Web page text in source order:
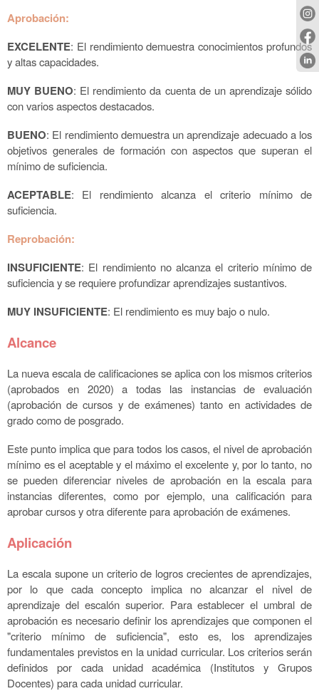
Aprobación:
EXCELENTE: El rendimiento demuestra conocimientos profundos
y altas capacidades.
MUY BUENO: El rendimiento da cuenta de un aprendizaje sólido
con varios aspectos destacados.
BUENO: El rendimiento demuestra un aprendizaje adecuado a los
objetivos generales de formación con aspectos que superan el
mínimo de suficiencia.
ACEPTABLE: El rendimiento alcanza el criterio mínimo de
suficiencia.
Reprobación:
INSUFICIENTE: El rendimiento no alcanza el criterio mínimo de
suficiencia y se requiere profundizar aprendizajes sustantivos.
MUY INSUFICIENTE: El rendimiento es muy bajo o nulo.
Alcance
La nueva escala de calificaciones se aplica con los mismos criterios
(aprobados en 2020) a todas las instancias de evaluación
(aprobación de cursos y de exámenes) tanto en actividades de
grado como de posgrado.
Este punto implica que para todos los casos, el nivel de aprobación
mínimo es el aceptable y el máximo el excelente y, por lo tanto, no
se pueden diferenciar niveles de aprobación en la escala para
instancias diferentes, como por ejemplo, una calificación para
aprobar cursos y otra diferente para aprobación de exámenes.
Aplicación
La escala supone un criterio de logros crecientes de aprendizajes,
por lo que cada concepto implica no alcanzar el nivel de
aprendizaje del escalón superior. Para establecer el umbral de
aprobación es necesario definir los aprendizajes que componen el
"criterio mínimo de suficiencia", esto es, los aprendizajes
fundamentales previstos en la unidad curricular. Los criterios serán
definidos por cada unidad académica (Institutos y Grupos
Docentes) para cada unidad curricular.